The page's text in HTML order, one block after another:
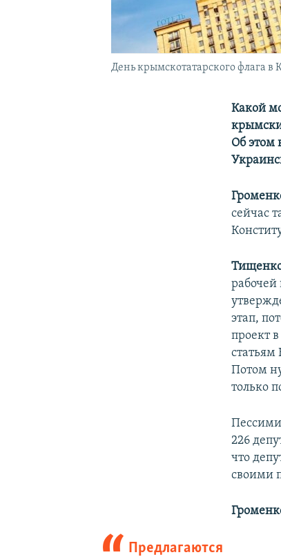
День крымскотатарского флага
Какой
Об этом
сейчас
этап,
проект
статьям
Потом
только
226
что
своими
Предлагаются